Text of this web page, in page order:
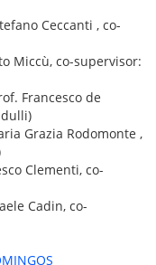
Ceccanti , co-
Miccù, co-supervisor:
Francesco de
Grazia Rodomonte ,
Clementi, co-
Cadin, co-